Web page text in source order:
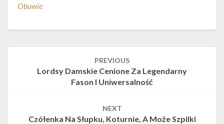
Obuwie
PREVIOUS
Lordsy Damskie Cenione Za Legendarny
Fason I Uniwersalność
NEXT
Czółenka Na Słupku, Koturnie, A Może Szpilki